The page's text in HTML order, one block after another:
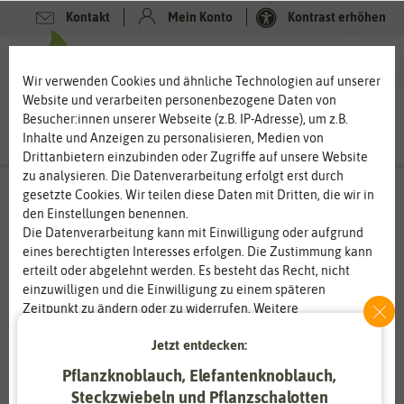
Kontakt Mein Konto Kontrast erhöhen
-80%
Wir verwenden Cookies und ähnliche Technologien auf unserer
Website und verarbeiten personenbezogene Daten von
Besucher:innen unserer Webseite (z.B. IP-Adresse), um z.B.
Inhalte und Anzeigen zu personalisieren, Medien von
Drittanbietern einzubinden oder Zugriffe auf unsere Website
zu analysieren. Die Datenverarbeitung erfolgt erst durch
gesetzte Cookies. Wir teilen diese Daten mit Dritten, die wir in
den Einstellungen benennen.
Die Datenverarbeitung kann mit Einwilligung oder aufgrund
eines berechtigten Interesses erfolgen. Die Zustimmung kann
erteilt oder abgelehnt werden. Es besteht das Recht, nicht
einzuwilligen und die Einwilligung zu einem späteren
Zeitpunkt zu ändern oder zu widerrufen. Weitere
Informationen zur Verwendung personenbezogener Daten und
den Diensten erklären wir in unsererDaten­schutz­erklärung
Essenziell Statistik
Jetzt entdecken:
Pflanzknoblauch, Elefantenknoblauch,
Steckzwiebeln und Pflanzschalotten